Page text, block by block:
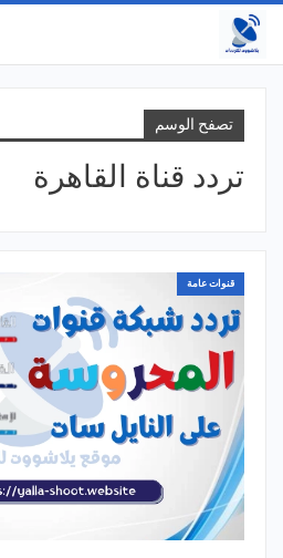
تصفح الوسم
تردد قناة القاهرة
قنوات عامة